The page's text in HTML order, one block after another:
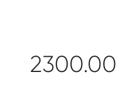
2300.00